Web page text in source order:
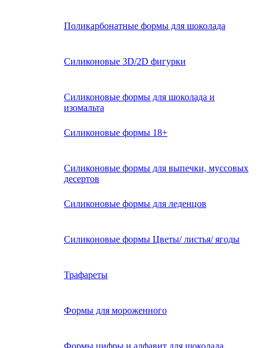
Поликарбонатные формы для шоколада
Силиконовые 3D/2D фигурки
Силиконовые формы для шоколада и
изомальта
Силиконовые формы 18+
Силиконовые формы для выпечки, муссовых
десертов
Силиконовые формы для леденцов
Силиконовые формы Цветы/ листья/ ягоды
Трафареты
Формы для мороженного